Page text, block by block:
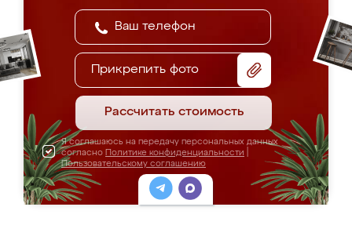
Прикрепить фото
Рассчитать стоимость
Я соглашаюсь на передачу персональных данных
согласно Политике конфиденциальности
Пользовательскому соглашению